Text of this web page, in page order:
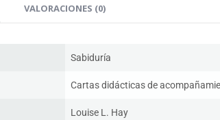
VALORACIONES (0)
Sabiduría
Cartas didácticas de
Louise L. Hay